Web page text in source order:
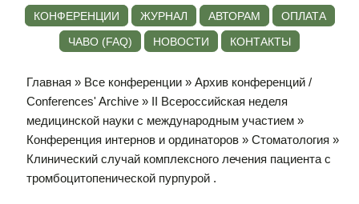
КОНФЕРЕНЦИИ ЖУРНАЛ АВТОРАМ
ОПЛАТА
ЧАВО (FAQ)
НОВОСТИ КОНТАКТЫ
Главная » Все конференции »Архив конференций /
Conferences' Archive » II Всероссийская неделя
медицинской науки с международным участием »
Конференция интернов и ординаторов »Стоматология »
Клинический случай комплексного лечения пациента с
тромбоцитопенической пурпурой .